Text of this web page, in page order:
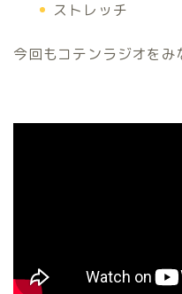
ストレッチ
今回もコテンラジオをみ